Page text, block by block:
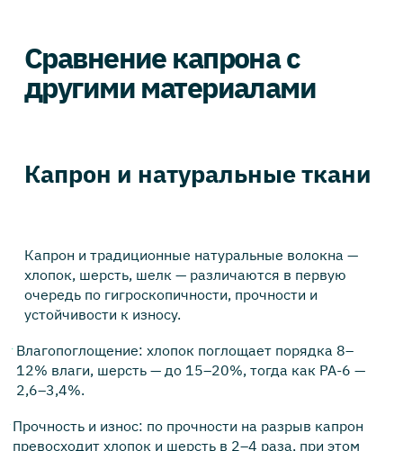
Сравнение капрона с
другими материалами
Капрон и натуральные ткани
Капрон и традиционные натуральные волокна —
хлопок, шерсть, шелк — различаются в первую
очередь по гигроскопичности, прочности и
устойчивости к износу.
Влагопоглощение: хлопок поглощает порядка 8–
12% влаги, шерсть — до 15–20%, тогда как PA-6 —
2,6–3,4%.
Прочность и износ: по прочности на разрыв капрон
превосходит хлопок и шерсть в 2–4 раза, при этом